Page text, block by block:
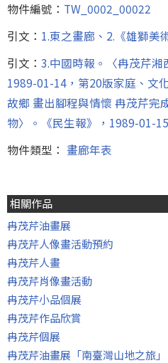
物件編號： TW_0002_00022
引文： 1.東之畫廊、2.《雄獅美
引文： 3.中國時報。〈冉茂芹湘
1989-01-14，第20版家庭、文
故鄉 畫出腳程與情懷 冉茂芹完
物〉。《民生報》，1989-01-
物件類型： 畫廊年表
相關作品
冉茂芹油畫展
冉茂芹人像畫活動預約
冉茂芹人畫
冉茂芹肖像畫活動
冉茂芹小品個展
冉茂芹作品欣賞
冉茂芹個展
冉茂芹油畫展「南臺灣山地之旅」